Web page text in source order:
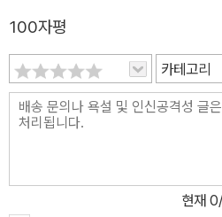
갈 수 있어?” “그럼 누구나 갈 수 있지.”
<레온의 마법여행>은 처음부터 끝까
환상적인 분위기가 돋보인다. 펼침면
다양한 동물들의 춤과 노래, 마술쇼가
들의 생생한 공중제비, 고요 속에서
카잠, 마술에 사용되는 작은 소품들을
미스의 치밀하고 섬세한 그림은 마치
100자평
카테고리
현재 0